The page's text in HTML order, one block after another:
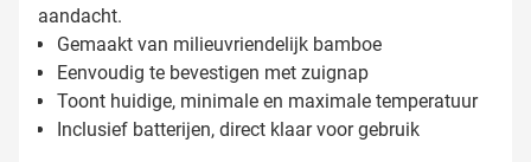
aandacht.
Gemaakt van milieuvriendelijk bamboe
Eenvoudig te bevestigen met zuignap
Toont huidige, minimale en maximale temperatuur
Inclusief batterijen, direct klaar voor gebruik